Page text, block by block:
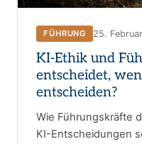
FÜHRUNG 25.
KI-Ethik und
entscheidet,
entscheiden?
Wie Führungskräfte
KI-Entscheidungen